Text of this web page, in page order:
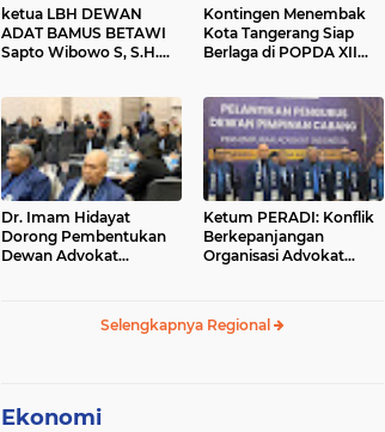
ketua LBH DEWAN
ADAT BAMUS BETAWI
Sapto Wibowo S, S.H.
Statement di Media
Kontingen Menembak
Kota Tangerang Siap
Berlaga di POPDA XII
Dr. Imam Hidayat
Dorong Pembentukan
Dewan Advokat
Ketum PERADI: Konflik
Berkepanjangan
Organisasi Advokat
Selengkapnya Regional
Ekonomi